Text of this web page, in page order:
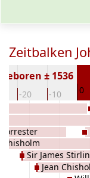
Zeitbalken
-20 -10 0
Geboren ± 1536
Sir James
Jean